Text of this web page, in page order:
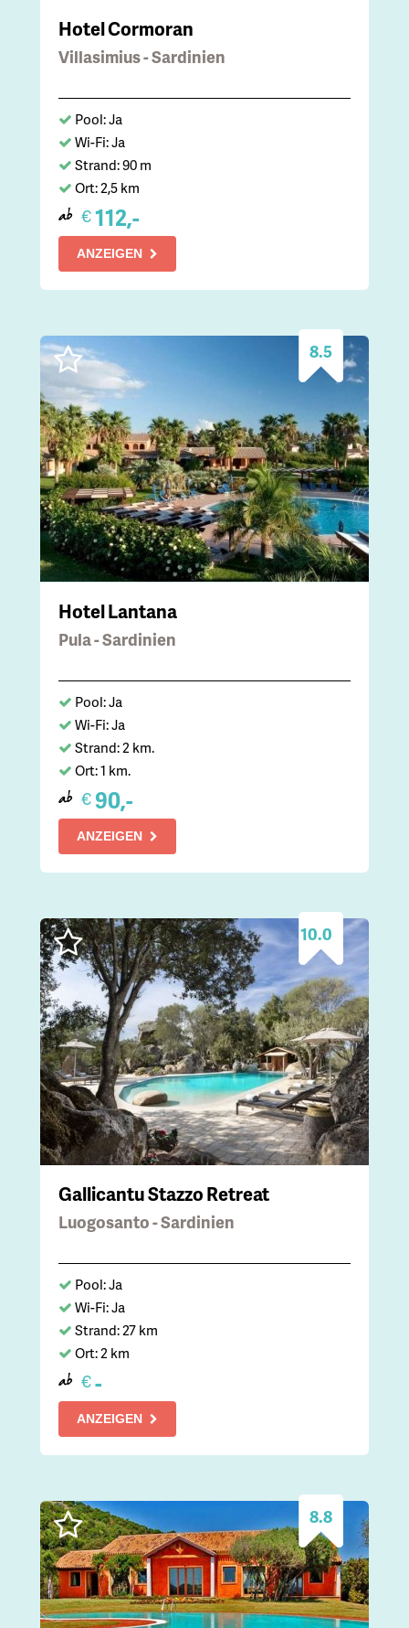
Hotel Cormoran
Villasimius - Sardinien
Pool: Ja
Wi-Fi: Ja
Strand: 90 m
Ort: 2,5 km
ab €112,-
ANZEIGEN
8.5
Hotel Lantana
Pula - Sardinien
Pool: Ja
Wi-Fi: Ja
Strand: 2 km.
Ort: 1 km.
ab € 90,-
ANZEIGEN
10.0
Gallicantu Stazzo Retreat
Luogosanto - Sardinien
Pool: Ja
Wi-Fi: Ja
Strand: 27 km
Ort: 2 km
ab €-
ANZEIGEN
8.8